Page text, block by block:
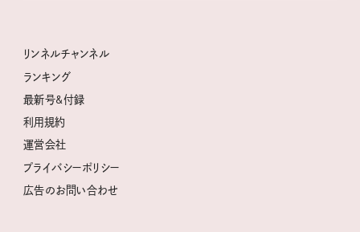
クラフトビール案内
母の日に贈りたい、お花モチーフのアイテム
リンネル 暮らしの道具大賞
ナチュラルメイクレッスン
喜ばれる贈り物手帖
空想喫茶トラノコクさんのあの店この店、喫茶訪問日記
圷みほさんのゆるっと週末キャンプ通信
豆柴・まもるくんの旅日記
柳沢小実さんのお散歩するようなゆるり旅
valoさんのかわいいもの探し
リンネル暮らし部
リンネルチャンネル
おぱんつ君のわくわく楽しい一週間占い
毎日が心地よくなるリンネルタロット
リンネルチャンネル
ランキング
最新号&付録
利用規約
運営会社
プライバシーポリシー
広告のお問い合わせ